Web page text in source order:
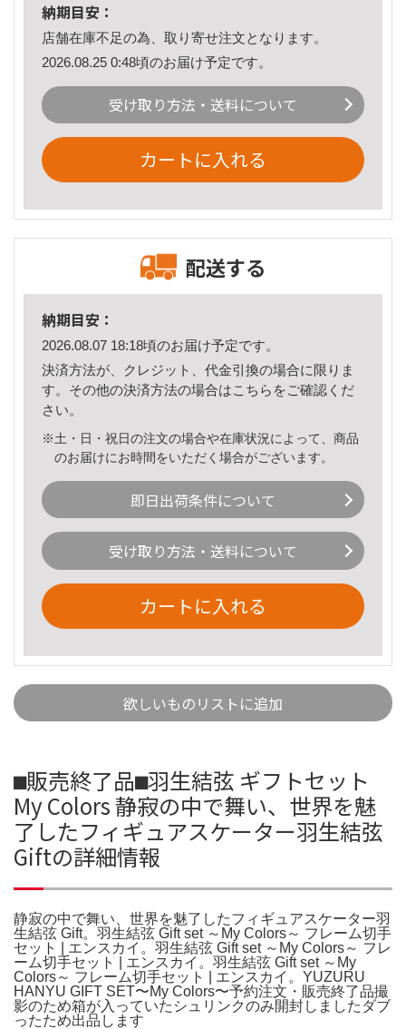
納期目安：
店舗在庫不足の為、取り寄せ注文となります。
2026.08.25 0:48頃のお届け予定です。
受け取り方法・送料について
カートに入れる
配送する
納期目安：
2026.08.07 18:18頃のお届け予定です。
決済方法が、クレジット、代金引換の場合に限りま
す。その他の決済方法の場合はこちら をご確認くだ
さい。
※土・日・祝日の注文の場合や在庫状況によって、商品
のお届けにお時間をいただく場合がございます。
即日出荷条件について
受け取り方法・送料について
カートに入れる
欲しいものリストに追加
⬛︎販売終了品⬛︎羽生結弦 ギフトセット
My Colors 静寂の中で舞い、世界を魅
了したフィギュアスケーター羽生結弦
Giftの詳細情報
静寂の中で舞い、世界を魅了したフィギュアスケーター羽
生結弦 Gift。羽生結弦 Gift set ～My Colors～ フレーム切手
セット | エンスカイ。羽生結弦 Gift set ～My Colors～ フレ
ーム切手セット | エンスカイ。羽生結弦 Gift set ～My
Colors～ フレーム切手セット | エンスカイ。YUZURU
HANYU GIFT SET〜My Colors〜予約注文・販売終了品撮
影のため箱が入っていたシュリンクのみ開封しましたダブ
ったため出品します